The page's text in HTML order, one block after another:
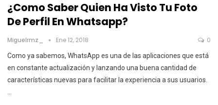
¿Como Saber Quien Ha Visto Tu Foto
De Perfil En Whatsapp?
Miguelrmz_ Ene 12, 2018 0
Como ya sabemos, WhatsApp es una de las aplicaciones que está
en constante actualización y lanzando una buena cantidad de
características nuevas para facilitar la experiencia a sus usuarios.